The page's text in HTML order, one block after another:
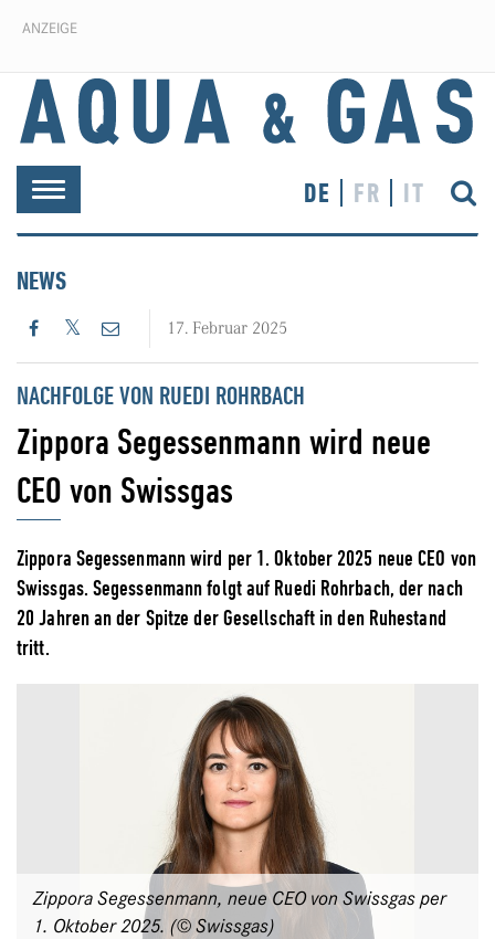
ANZEIGE
Toggle
navigation
DE FR IT
NEWS
17. Februar 2025
NACHFOLGE VON RUEDI ROHRBACH
Zippora Segessenmann wird neue
CEO von Swissgas
Zippora Segessenmann wird per 1. Oktober 2025 neue CEO von
Swissgas. Segessenmann folgt auf Ruedi Rohrbach, der nach
20 Jahren an der Spitze der Gesellschaft in den Ruhestand
tritt.
Zippora Segessenmann, neue CEO von Swissgas per
1. Oktober 2025. (© Swissgas)